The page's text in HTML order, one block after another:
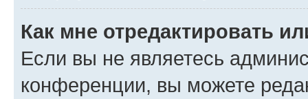
Как мне отредактировать
Если вы не являетесь
конференции, вы можете